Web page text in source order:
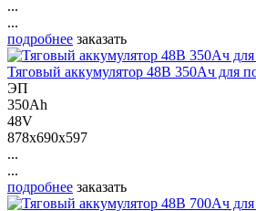
...
...
подробнее заказать
Тяговый аккумулятор 48В 350Ач для
ЭП
350Ah
48V
878x690x597
...
...
подробнее заказать